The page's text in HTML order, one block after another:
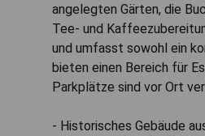
angelegten Gärten, die
Tee- und
und umfasst sowohl ein
bieten einen Bereich für
Parkplätze sind vor Ort
- Historisches Gebäude